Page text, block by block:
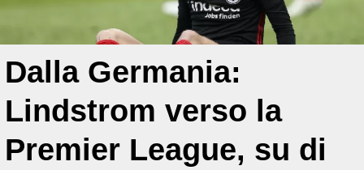
Dalla Germania:
Lindstrom verso la
Premier League, su di